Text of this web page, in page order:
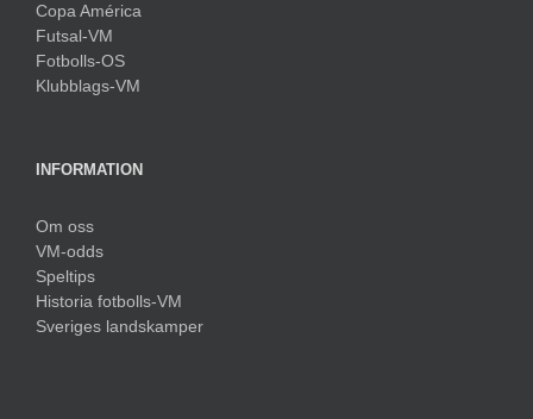
Copa América
Futsal-VM
Fotbolls-OS
Klubblags-VM
INFORMATION
Om oss
VM-odds
Speltips
Historia fotbolls-VM
Sveriges landskamper